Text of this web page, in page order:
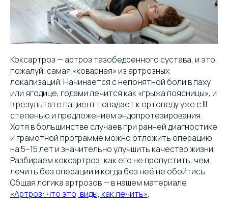
Коксартроз — артроз тазобедренного сустава, и это,
пожалуй, самая «коварная» из артрозных
локализаций. Начинается с непонятной боли в паху
или ягодице, годами лечится как «грыжа поясницы», и
в результате пациент попадает к ортопеду уже с III
степенью и предложением эндопротезирования.
Хотя в большинстве случаев при ранней диагностике
и грамотной программе можно отложить операцию
на 5–15 лет и значительно улучшить качество жизни.
Разбираем коксартроз: как его не пропустить, чем
лечить без операции и когда без неё не обойтись.
Общая логика артрозов — в нашем материале
«Артроз: что это, виды, как лечить».